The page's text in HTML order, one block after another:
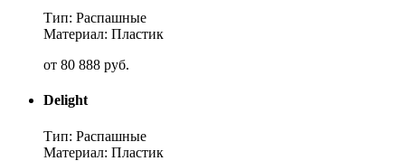
Тип: Распашные
Материал: Пластик
от 80 888 руб.
Delight
Тип: Распашные
Материал: Пластик